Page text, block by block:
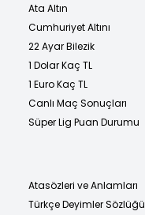
Ata Altın
Cumhuriyet Altını
22 Ayar Bilezik
1 Dolar Kaç TL
1 Euro Kaç TL
Canlı Maç Sonuçları
Süper Lig Puan Durumu
Atasözleri ve Anlamları
Türkçe Deyimler Sözlüğü